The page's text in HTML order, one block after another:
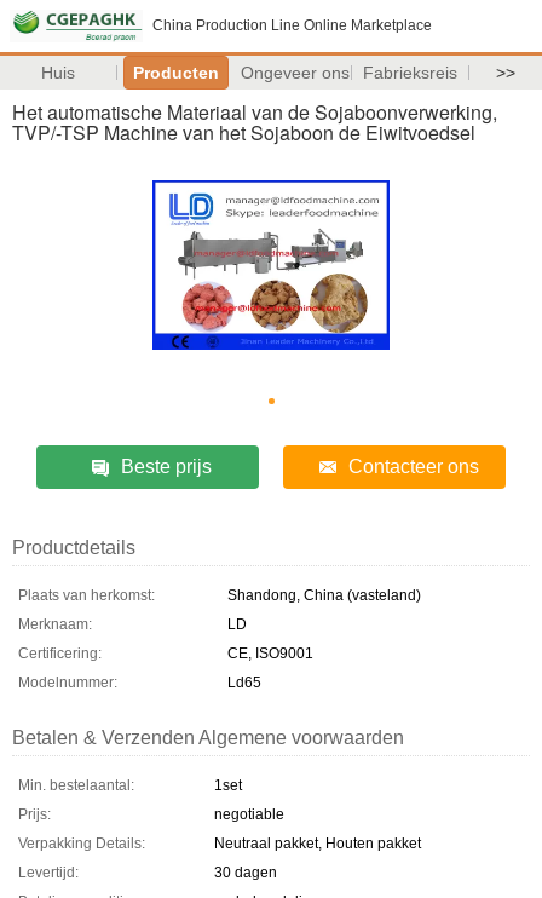
China Production Line Online Marketplace
Huis Producten Ongeveer ons Fabrieksreis >>
Het automatische Materiaal van de Sojaboonverwerking,
TVP/-TSP Machine van het Sojaboon de Eiwitvoedsel
Beste prijs Contacteer ons
Productdetails
Plaats van herkomst:
Shandong, China (vasteland)
Merknaam:
LD
Certificering:
CE, ISO9001
Modelnummer:
Ld65
Betalen & Verzenden Algemene voorwaarden
Min. bestelaantal:
1set
Prijs:
negotiable
Verpakking Details:
Neutraal pakket, Houten pakket
Levertijd:
30 dagen